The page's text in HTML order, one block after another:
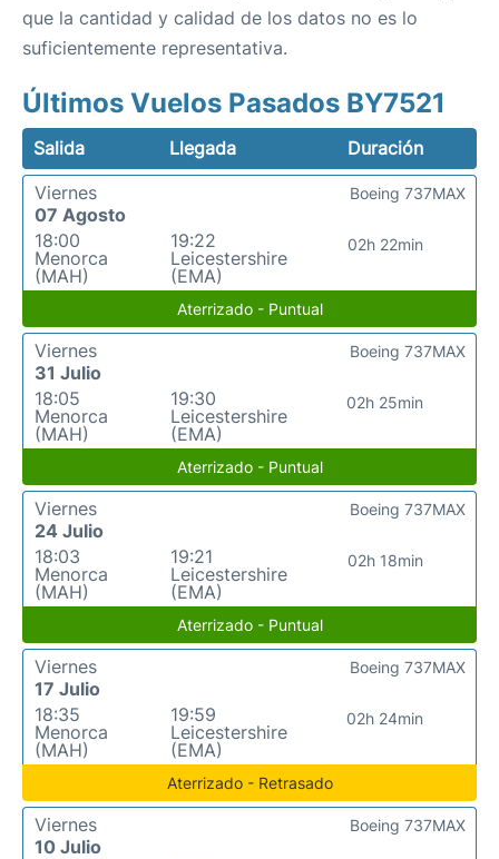
que la cantidad y calidad de los datos no es lo
suficientemente representativa.
Últimos Vuelos Pasados BY7521
Salida Llegada
Duración
Viernes
07 Agosto
18:00
Menorca
(MAH)
19:22
Leicestershire
(EMA)
02h 22min
Boeing 737MAX
Aterrizado - Puntual
Viernes
31 Julio
18:05
Menorca
(MAH)
19:30
Leicestershire
(EMA)
02h 25min
Boeing 737MAX
Aterrizado - Puntual
Viernes
24 Julio
18:03
Menorca
(MAH)
19:21
Leicestershire
(EMA)
02h 18min
Boeing 737MAX
Aterrizado - Puntual
Viernes
17 Julio
18:35
Menorca
(MAH)
19:59
Leicestershire
(EMA)
02h 24min
Boeing 737MAX
Aterrizado - Retrasado
Viernes
10 Julio
Boeing 737MAX